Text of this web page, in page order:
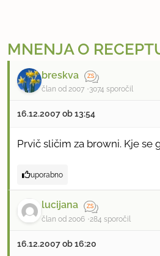
MNENJA O
breskva
član od 2007 3074 sporočil
16.12.2007 ob 13:54
Prvič sličim za browni. Kje se
uporabno
lucijana
član od 2006 284 sporočil
16.12.2007 ob 16:20